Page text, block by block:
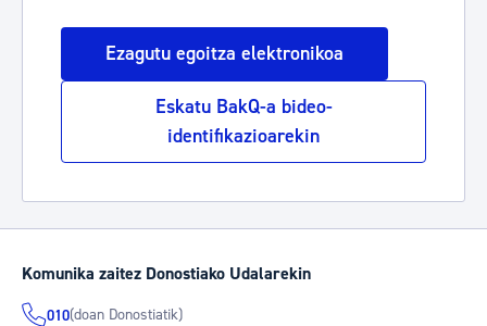
Ezagutu egoitza elektronikoa
Eskatu BakQ-a bideo-
identifikazioarekin
Komunika zaitez Donostiako Udalarekin
010(doan Donostiatik)